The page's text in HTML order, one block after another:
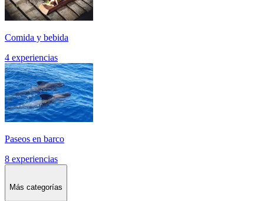
Comida y bebida
4 experiencias
Paseos en barco
8 experiencias
Más categorías